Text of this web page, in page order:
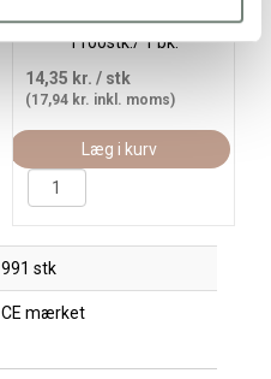
lys pudder (32228),
1100stk./ 1 pk.
14,35 kr. / stk
(17,94 kr. inkl. moms)
Læg i kurv
991 stk
CE mærket